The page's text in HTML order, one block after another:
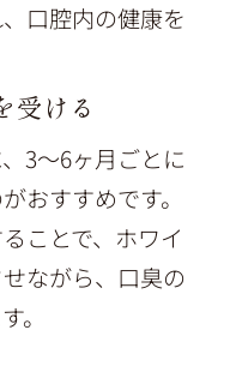
口腔内の健康を
受ける
3〜6ヶ月ごとに
おすすめです。
ことで、ホワイ
ながら、口臭の
。